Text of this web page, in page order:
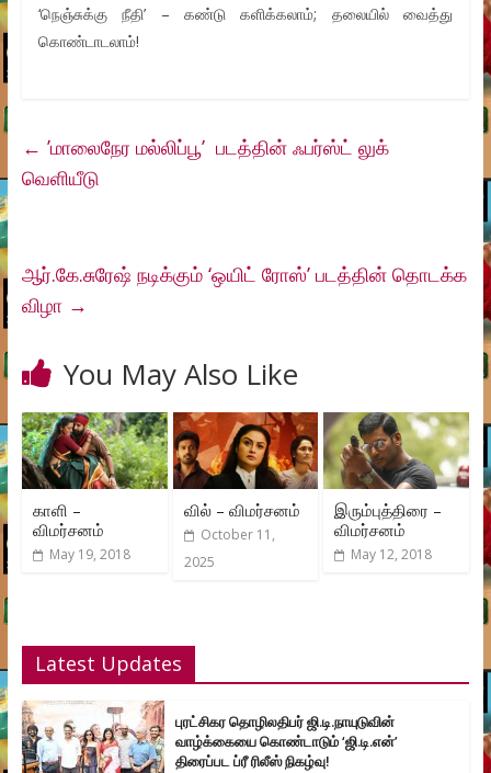
‘நெஞ்சுக்கு நீதி’ – கண்டு களிக்கலாம்; தலையில் வைத்து
கொண்டாடலாம்!
← ’மாலைநேர மல்லிப்பூ’ படத்தின் ஃபர்ஸ்ட் லுக்
வெளியீடு
ஆர்.கே.சுரேஷ் நடிக்கும் ‘ஒயிட் ரோஸ்’ படத்தின் தொடக்க
விழா →
You May Also Like
காளி –
விமர்சனம்
May 19, 2018
வில் – விமர்சனம்
October 11,
2025
இரும்புத்திரை –
விமர்சனம்
May 12, 2018
Latest Updates
புரட்சிகர தொழிலதிபர் ஜி.டி.நாயுடுவின்
வாழ்க்கையை கொண்டாடும் ‘ஜி.டி.என்’
திரைப்பட ப்ரீ ரிலீஸ் நிகழ்வு!